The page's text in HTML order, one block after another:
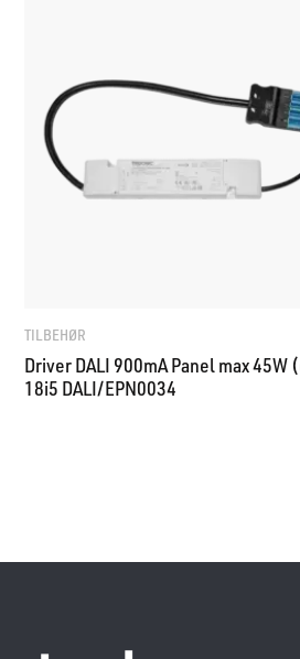
TILBEHØR
Driver DALI 900mA Panel max 45W
18i5 DALI/EPN0034